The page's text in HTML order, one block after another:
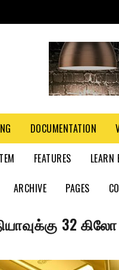
DOCUMENTATION
FEATURES LEARN
ARCHIVE PAGES
32